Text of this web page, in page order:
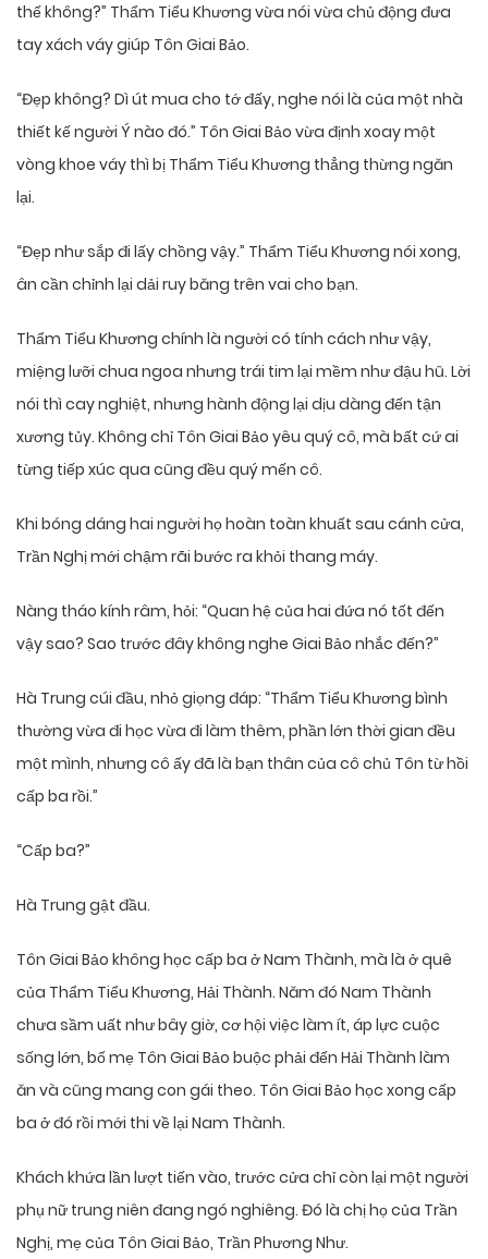
thế không?” Thẩm Tiểu Khương vừa nói vừa chủ động đưa
tay xách váy giúp Tôn Giai Bảo.
“Đẹp không? Dì út mua cho tớ đấy, nghe nói là của một nhà
thiết kế người Ý nào đó.” Tôn Giai Bảo vừa định xoay một
vòng khoe váy thì bị Thẩm Tiểu Khương thẳng thừng ngăn
lại.
“Đẹp như sắp đi lấy chồng vậy.” Thẩm Tiểu Khương nói xong,
ân cần chỉnh lại dải ruy băng trên vai cho bạn.
Thẩm Tiểu Khương chính là người có tính cách như vậy,
miệng lưỡi chua ngoa nhưng trái tim lại mềm như đậu hũ. Lời
nói thì cay nghiệt, nhưng hành động lại dịu dàng đến tận
xương tủy. Không chỉ Tôn Giai Bảo yêu quý cô, mà bất cứ ai
từng tiếp xúc qua cũng đều quý mến cô.
Khi bóng dáng hai người họ hoàn toàn khuất sau cánh cửa,
Trần Nghị mới chậm rãi bước ra khỏi thang máy.
Nàng tháo kính râm, hỏi: “Quan hệ của hai đứa nó tốt đến
vậy sao? Sao trước đây không nghe Giai Bảo nhắc đến?”
Hà Trung cúi đầu, nhỏ giọng đáp: “Thẩm Tiểu Khương bình
thường vừa đi học vừa đi làm thêm, phần lớn thời gian đều
một mình, nhưng cô ấy đã là bạn thân của cô chủ Tôn từ hồi
cấp ba rồi.”
“Cấp ba?”
Hà Trung gật đầu.
Tôn Giai Bảo không học cấp ba ở Nam Thành, mà là ở quê
của Thẩm Tiểu Khương, Hải Thành. Năm đó Nam Thành
chưa sầm uất như bây giờ, cơ hội việc làm ít, áp lực cuộc
sống lớn, bố mẹ Tôn Giai Bảo buộc phải đến Hải Thành làm
ăn và cũng mang con gái theo. Tôn Giai Bảo học xong cấp
ba ở đó rồi mới thi về lại Nam Thành.
Khách khứa lần lượt tiến vào, trước cửa chỉ còn lại một người
phụ nữ trung niên đang ngó nghiêng. Đó là chị họ của Trần
Nghị, mẹ của Tôn Giai Bảo, Trần Phương Như.